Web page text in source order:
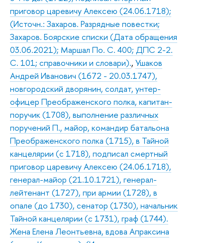
приговор царевичу Алексею (24.06.1718);
(Источн.: Захаров. Разрядные повестки;
Захаров. Боярские списки (Дата обращения
03.06.2021); Маршал По. С. 400; ДПС 2-2.
С. 101; справочники и словари)., Ушаков
Андрей Иванович (1672 - 20.03.1747),
новгородский дворянин, солдат, унтер-
офицер Преображенского полка, капитан-
поручик (1708), выполнение различных
поручений П., майор, командир батальона
Преображенского полка (1715), в Тайной
канцелярии (с 1718), подписал смертный
приговор царевичу Алексею (24.06.1718),
генерал-майор (21.10.1721), генерал-
лейтенант (1727), при армии (1728), в
опале (до 1730), сенатор (1730), начальник
Тайной канцелярии (с 1731), граф (1744).
Жена Елена Леонтьевна, вдова Апраксина